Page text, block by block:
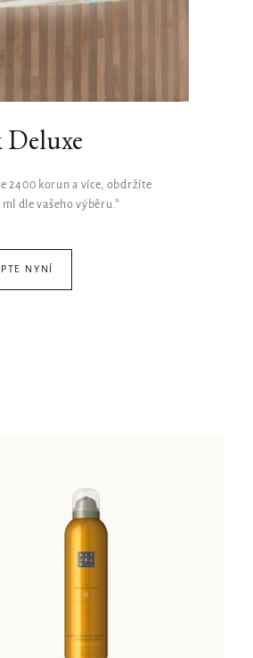
Deluxe
2400 korun a více, obdržíte
dle vašeho výběru.*
NYNÍ